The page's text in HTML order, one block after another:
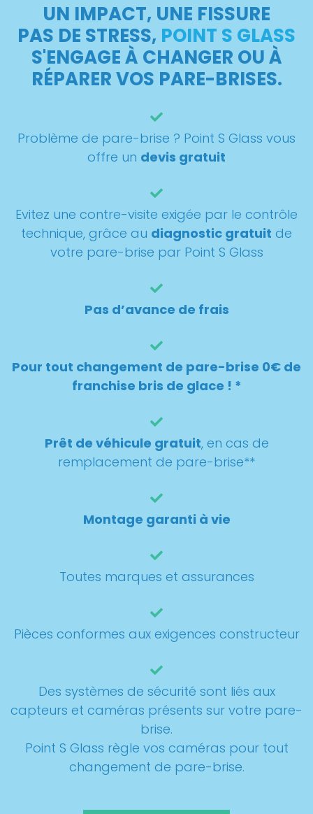
UN IMPACT, UNE FISSURE
PAS DE STRESS, POINT S GLASS
S'ENGAGE À CHANGER OU À
RÉPARER VOS PARE-BRISES.
Problème de pare-brise ? Point S Glass vous
offre un devis gratuit
Evitez une contre-visite exigée par le contrôle
technique, grâce au diagnostic gratuit de
votre pare-brise par Point S Glass
Pas d’avance de frais
Pour tout changement de pare-brise 0€ de
franchise bris de glace ! *
Prêt de véhicule gratuit, en cas de
remplacement de pare-brise**
Montage garanti à vie
Toutes marques et assurances
Pièces conformes aux exigences constructeur
Des systèmes de sécurité sont liés aux
capteurs et caméras présents sur votre pare-
brise.
Point S Glass règle vos caméras pour tout
changement de pare-brise.